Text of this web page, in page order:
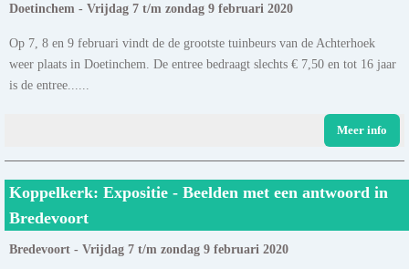
Doetinchem - Vrijdag 7 t/m zondag 9 februari 2020
Op 7, 8 en 9 februari vindt de de grootste tuinbeurs van de Achterhoek
weer plaats in Doetinchem. De entree bedraagt slechts € 7,50 en tot 16 jaar
is de entree......
Meer info
Koppelkerk: Expositie - Beelden met een antwoord in
Bredevoort
Bredevoort - Vrijdag 7 t/m zondag 9 februari 2020